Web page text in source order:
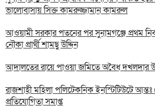
ভালোবাসায় সিক্ত কামরুজ্জামান কামরুল
‎আওয়ামী সরকার পতনের পর সুনামগঞ্জে প্রথম
নৌকা প্রার্থী শামছু উদ্দিন
আদালতের রায়ে পাওয়া জমিতে অবৈধ দখলদার
রাজশাহী মহিলা পলিটেকনিক ইনস্টিটিউটে
প্রতিযোগিতা সমাপ্ত